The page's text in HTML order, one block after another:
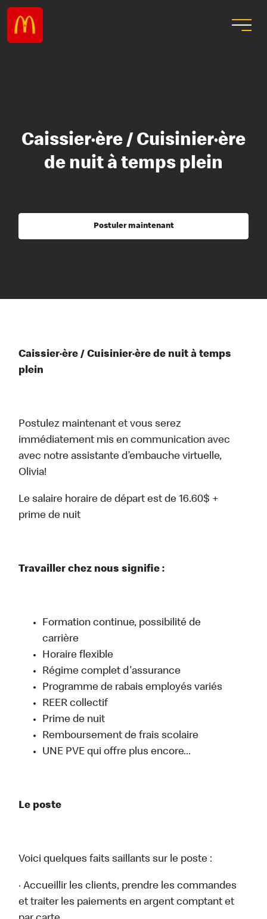
Caissier·ère / Cuisinier·ère
de nuit à temps plein
Postuler maintenant
Caissier·ère / Cuisinier·ère de nuit à temps
plein
Postulez maintenant et vous serez
immédiatement mis en communication avec
avec notre assistante d’embauche virtuelle,
Olivia!
Le salaire horaire de départ est de 16.60$ +
prime de nuit
Travailler chez nous signifie :
Formation continue, possibilité de
carrière
Horaire flexible
Régime complet d'assurance
Programme de rabais employés variés
REER collectif
Prime de nuit
Remboursement de frais scolaire
UNE PVE qui offre plus encore...
Le poste
Voici quelques faits saillants sur le poste :
· Accueillir les clients, prendre les commandes
et traiter les paiements en argent comptant et